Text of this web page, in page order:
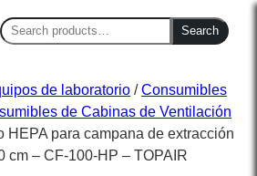
Search
for:
Search
de laboratorio /Consumibles
de Cabinas de Ventilación
HEPA para campana de extracción
cm – CF-100-HP – TOPAIR